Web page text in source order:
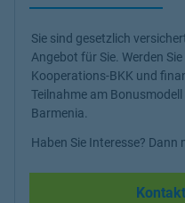
Sie sind gesetzlich
Angebot für Sie. Werden
Kooperations-BKK und
Teilnahme am
Barmenia.
Haben Sie Interesse? Dann